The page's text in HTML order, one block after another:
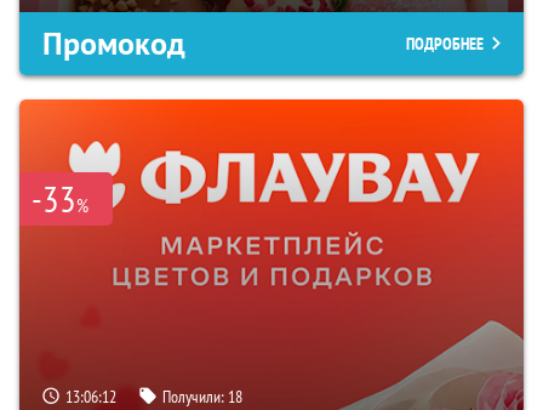
Промокод ПОДРОБНЕЕ
-33%
13:06:10 Получили: 18